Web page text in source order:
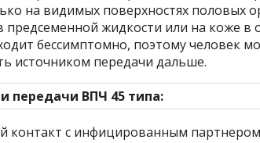
на видимых поверхностях половых
предсеменной жидкости или на коже в
бессимптомно, поэтому человек
источником передачи дальше.
передачи ВПЧ 45 типа:
контакт с инфицированным партнером